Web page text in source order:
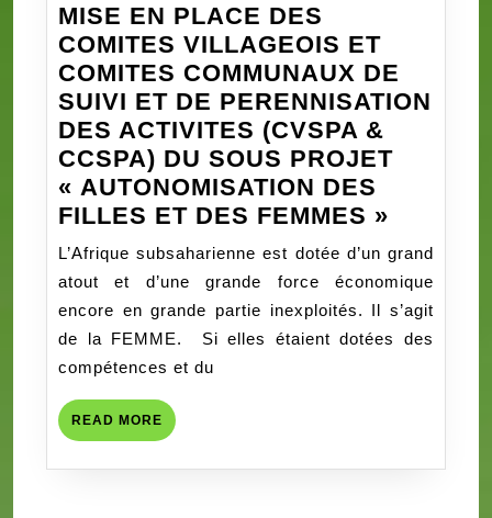
MISE EN PLACE DES
COMITES VILLAGEOIS ET
COMITES COMMUNAUX DE
SUIVI ET DE PERENNISATION
DES ACTIVITES (CVSPA &
CCSPA) DU SOUS PROJET
« AUTONOMISATION DES
FILLES ET DES FEMMES »
PLACE
DES
DE
L’Afrique subsaharienne est dotée d’un grand
atout et d’une grande force économique
encore en grande partie inexploités. Il s’agit
de la FEMME. Si elles étaient dotées des
compétences et du
READ MORE READ
MORE